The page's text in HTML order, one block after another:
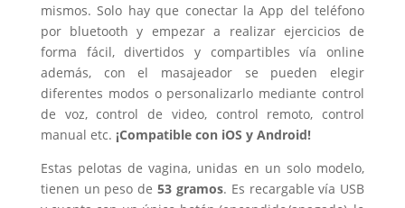
mismos.Solo hay que conectar la App del teléfono
por bluetooth y empezar a realizar ejercicios de
forma fácil, divertidos y compartibles vía online
además, con el masajeador se pueden elegir
diferentes modos o personalizarlo mediante control
de voz, control de video, control remoto, control
manual etc. ¡Compatible con iOS y Android!
Estas pelotas de vagina, unidas en un solo modelo,
tienen un peso de53 gramos. Es recargable vía USB